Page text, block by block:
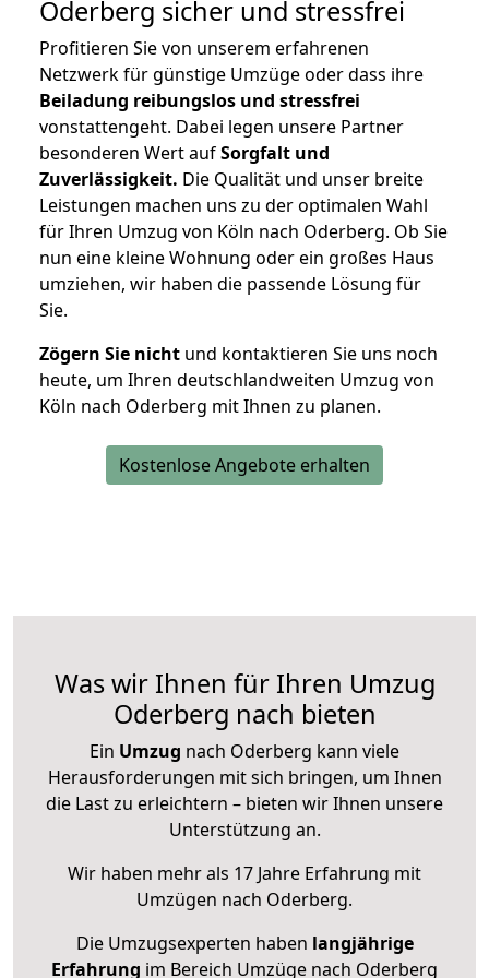
Oderberg sicher und stressfrei
Profitieren Sie von unserem erfahrenen
Netzwerk für günstige Umzüge oder dass ihre
Beiladung reibungslos und stressfrei
vonstattengeht. Dabei legen unsere Partner
besonderen Wert aufSorgfalt und
Zuverlässigkeit. Die Qualität und unser breite
Leistungen machen uns zu der optimalen Wahl
für Ihren Umzug von Köln nach Oderberg. Ob Sie
nun eine kleine Wohnung oder ein großes Haus
umziehen, wir haben die passende Lösung für
Sie.
Zögern Sie nicht und kontaktieren Sie uns noch
heute, um Ihren deutschlandweiten Umzug von
Köln nach Oderberg mit Ihnen zu planen.
Kostenlose Angebote erhalten
Was wir Ihnen für Ihren Umzug
Oderberg nach bieten
Ein Umzug nach Oderberg kann viele
Herausforderungen mit sich bringen, um Ihnen
die Last zu erleichtern – bieten wir Ihnen unsere
Unterstützung an.
Wir haben mehr als 17 Jahre Erfahrung mit
Umzügen nach Oderberg.
Die Umzugsexperten haben langjährige
Erfahrung im Bereich Umzüge nach Oderberg